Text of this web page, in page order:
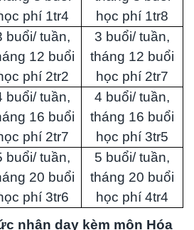
phí 1tr4
học phí 1tr8
buổi/ tuần,
12 buổi
phí 2tr2
3 buổi/ tuần,
tháng 12 buổi
học phí 2tr7
buổi/ tuần,
16 buổi
phí 2tr7
4 buổi/ tuần,
tháng 16 buổi
học phí 3tr5
buổi/ tuần,
20 buổi
phí 3tr6
5 buổi/ tuần,
tháng 20 buổi
học phí 4tr4
nhận dạy kèm môn Hóa